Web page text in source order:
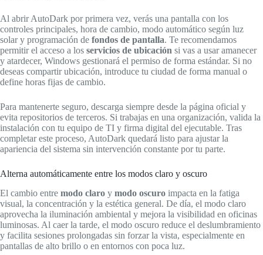
Al abrir AutoDark por primera vez, verás una pantalla con los
controles principales, hora de cambio, modo automático según luz
solar y programación de fondos de pantalla. Te recomendamos
permitir el acceso a los servicios de ubicación si vas a usar amanecer
y atardecer, Windows gestionará el permiso de forma estándar. Si no
deseas compartir ubicación, introduce tu ciudad de forma manual o
define horas fijas de cambio.
Para mantenerte seguro, descarga siempre desde la página oficial y
evita repositorios de terceros. Si trabajas en una organización, valida la
instalación con tu equipo de TI y firma digital del ejecutable. Tras
completar este proceso, AutoDark quedará listo para ajustar la
apariencia del sistema sin intervención constante por tu parte.
Alterna automáticamente entre los modos claro y oscuro
El cambio entre modo claro y modo oscuro impacta en la fatiga
visual, la concentración y la estética general. De día, el modo claro
aprovecha la iluminación ambiental y mejora la visibilidad en oficinas
luminosas. Al caer la tarde, el modo oscuro reduce el deslumbramiento
y facilita sesiones prolongadas sin forzar la vista, especialmente en
pantallas de alto brillo o en entornos con poca luz.